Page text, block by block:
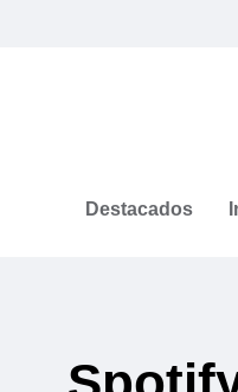
Destacados